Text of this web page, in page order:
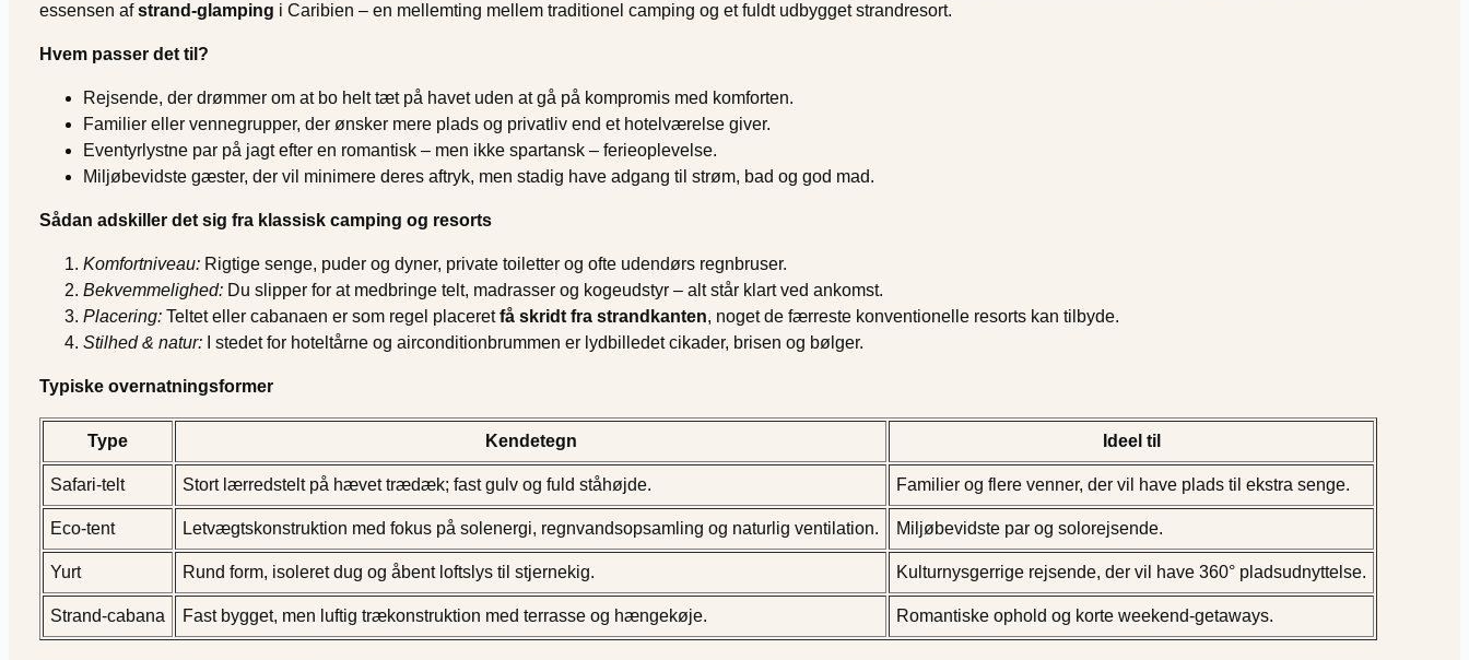
essensen afstrand-glamping i Caribien – en mellemting mellem traditionel camping og et fuldt udbygget strandresort.
Hvem passer det til?
Rejsende, der drømmer om at bo helt tæt på havet uden at gå på kompromis med komforten.
Familier eller vennegrupper, der ønsker mere plads og privatliv end et hotelværelse giver.
Eventyrlystne par på jagt efter en romantisk – men ikke spartansk – ferieoplevelse.
Miljøbevidste gæster, der vil minimere deres aftryk, men stadig have adgang til strøm, bad og god mad.
Sådan adskiller det sig fra klassisk camping og resorts
Komfortniveau: Rigtige senge, puder og dyner, private toiletter og ofte udendørs regnbruser.
Bekvemmelighed: Du slipper for at medbringe telt, madrasser og kogeudstyr – alt står klart ved ankomst.
Placering: Teltet eller cabanaen er som regel placeretfå skridt fra strandkanten, noget de færreste konventionelle resorts kan tilbyde.
Stilhed & natur: I stedet for hoteltårne og airconditionbrummen er lydbilledet cikader, brisen og bølger.
Typiske overnatningsformer
Type Kendetegn Ideel til
Safari-telt Stort lærredstelt på hævet trædæk; fast gulv og fuld ståhøjde. Familier og flere venner, der vil have plads til ekstra senge.
Eco-tent Letvægtskonstruktion med fokus på solenergi, regnvandsopsamling og naturlig ventilation. Miljøbevidste par og solorejsende.
Yurt Rund form, isoleret dug og åbent loftslys til stjernekig. Kulturnysgerrige rejsende, der vil have 360° pladsudnyttelse.
Strand-cabana Fast bygget, men luftig trækonstruktion med terrasse og hængekøje. Romantiske ophold og korte weekend-getaways.